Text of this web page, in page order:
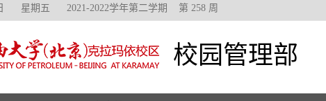
星期五 2021-2022学年第二学期 第 258 周
校园管理部